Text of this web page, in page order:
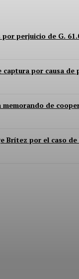
perjuicio de G.
por causa
de
Brítez por el caso